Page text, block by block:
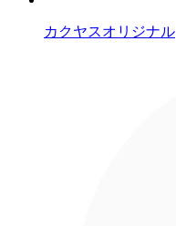
カクヤスオリジナル